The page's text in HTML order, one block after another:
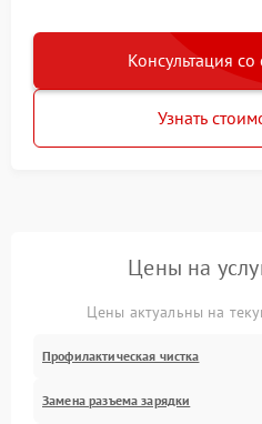
Консультация
Узнать
Цены на
Цены актуальны на
Профилактическая чистка
Замена разъема зарядки